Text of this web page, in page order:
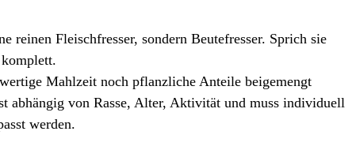
reinen Fleischfresser, sondern Beutefresser. Sprich sie
Mahlzeit noch pflanzliche Anteile beigemengt
abhängig von Rasse, Alter, Aktivität und muss individuell
werden.